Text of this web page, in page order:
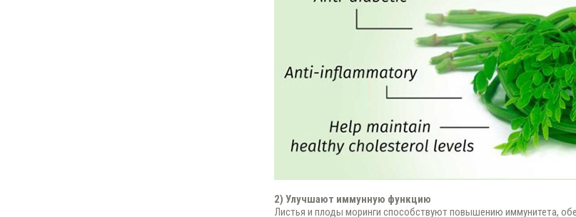
2) Улучшают иммунную функцию
Листья и плоды моринги способствуют повышению иммунитета,